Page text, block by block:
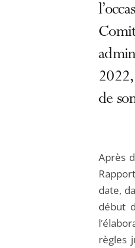
de
Après
date,
début
règles